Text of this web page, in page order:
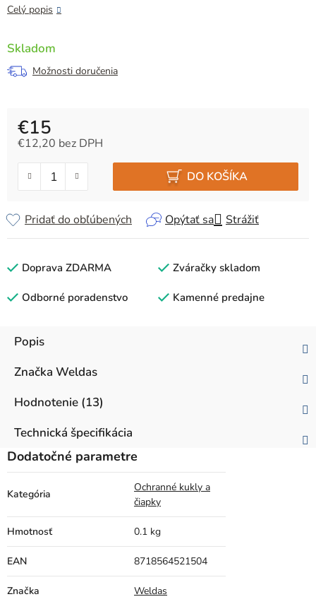
Celý popis
Skladom
Možnosti doručenia
€15
€12,20 bez DPH
DO KOŠÍKA
Opýtať sa Strážiť
Pridať do obľúbených
Doprava ZDARMA Zváračky skladom
Odborné poradenstvo Kamenné predajne
Popis
Značka Weldas
Hodnotenie (13)
Technická špecifikácia
Dodatočné parametre
Kategória
Ochranné kukly a
čiapky
Hmotnosť 0.1 kg
EAN 8718564521504
Značka Weldas